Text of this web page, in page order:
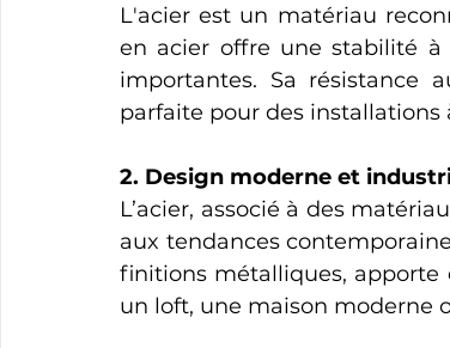
L'acier est un matériau
en acier offre une stabilité à
importantes. Sa résistance
parfaite pour des installations
2. Design moderne et
L’acier, associé à des
aux tendances
finitions métalliques, apporte
un loft, une maison moderne